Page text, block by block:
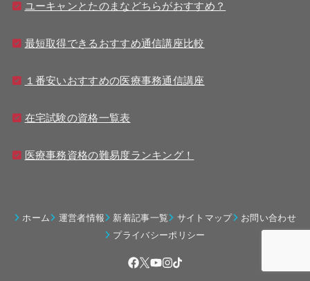
ユーキャンとたのまなどちらがおすすめ？
最短取得できるおすすめ通信講座比較
１番安いおすすめの医療事務通信講座
在宅試験の資格一覧表
医療事務資格の難易度ランキング！
ホーム 運営者情報 新着記事一覧 サイトマップ
お問い合わせ
プライバシーポリシー